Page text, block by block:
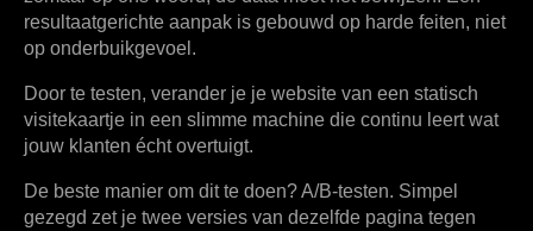
resultaatgerichte aanpak is gebouwd op harde feiten, niet
op onderbuikgevoel.
Door te testen, verander je je website van een statisch
visitekaartje in een slimme machine die continu leert wat
jouw klanten écht overtuigt.
De beste manier om dit te doen? A/B-testen. Simpel
gezegd zet je twee versies van dezelfde pagina tegen